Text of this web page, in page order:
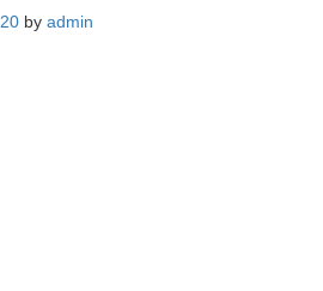
by admin